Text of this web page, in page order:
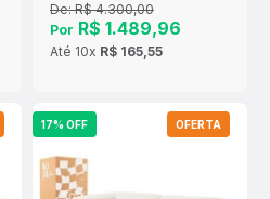
De:R$ 4.300,00
Por R$ 1.489,96
Até 10x R$ 165,55
17% OFF OFERTA